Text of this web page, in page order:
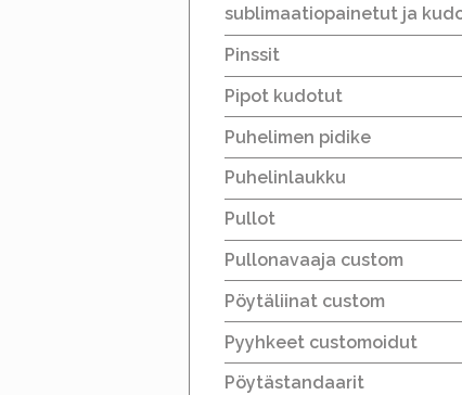
sublimaatiopainetut ja
Pinssit
Pipot kudotut
Puhelimen pidike
Puhelinlaukku
Pullot
Pullonavaaja custom
Pöytäliinat custom
Pyyhkeet customoidut
Pöytästandaarit